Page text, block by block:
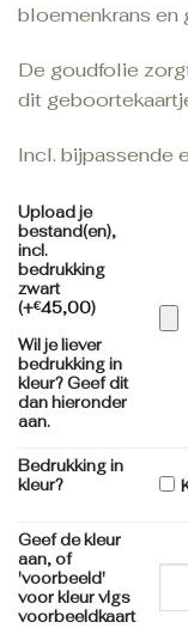
bloemenkrans en
De goudfolie
dit
Incl. bijpassende
Upload je
bestand(en),
incl.
bedrukking
zwart
(+€45,00)
Wil je liever
bedrukking in
kleur? Geef dit
dan hieronder
aan.
Bedrukking in
kleur?
Geef de kleur
aan, of
'voorbeeld'
voor kleur vlgs
voorbeeldkaart